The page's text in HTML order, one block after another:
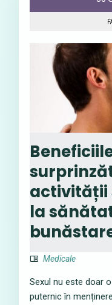
activității
la
Medicale
Sexul nu este doar
puternic în